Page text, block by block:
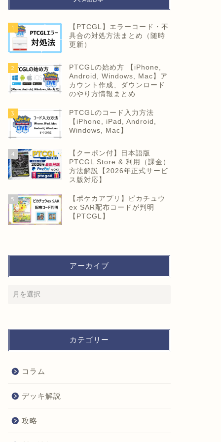
1
【PTCGL】エラーコード・不
具合の対処方法まとめ（随時
更新）
2
PTCGLの始め方 【iPhone,
Android, Windows, Mac】ア
カウント作成、ダウンロード
のやり方情報まとめ
3
PTCGLのコード入力方法
【iPhone, iPad, Android,
Windows, Mac】
4
【クーポン付】日本語版
PTCGL Store & 利用（課金）
方法解説【2026年正式サービ
ス版対応】
5
【ポケカアプリ】ピカチュウ
ex SAR配布コードが判明
【PTCGL】
アーカイブ
カテゴリー
コラム
デッキ解説
攻略